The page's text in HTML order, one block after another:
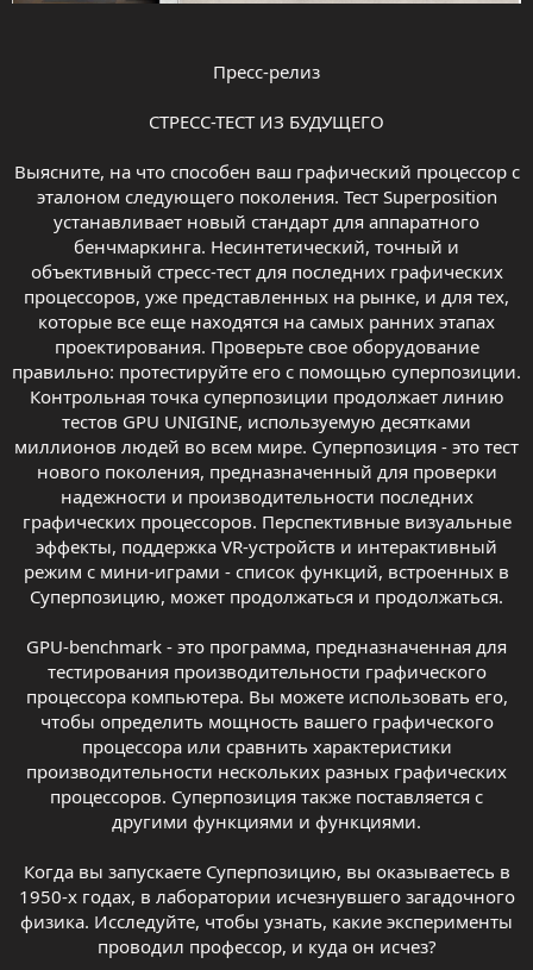
Пресс-релиз
СТРЕСС-ТЕСТ ИЗ БУДУЩЕГО
Выясните, на что способен ваш графический процессор с
эталоном следующего поколения. Тест Superposition
устанавливает новый стандарт для аппаратного
бенчмаркинга. Несинтетический, точный и
объективный стресс-тест для последних графических
процессоров, уже представленных на рынке, и для тех,
которые все еще находятся на самых ранних этапах
проектирования. Проверьте свое оборудование
правильно: протестируйте его с помощью суперпозиции.
Контрольная точка суперпозиции продолжает линию
тестов GPU UNIGINE, используемую десятками
миллионов людей во всем мире. Суперпозиция - это тест
нового поколения, предназначенный для проверки
надежности и производительности последних
графических процессоров. Перспективные визуальные
эффекты, поддержка VR-устройств и интерактивный
режим с мини-играми - список функций, встроенных в
Суперпозицию, может продолжаться и продолжаться.
GPU-benchmark - это программа, предназначенная для
тестирования производительности графического
процессора компьютера. Вы можете использовать его,
чтобы определить мощность вашего графического
процессора или сравнить характеристики
производительности нескольких разных графических
процессоров. Суперпозиция также поставляется с
другими функциями и функциями.
Когда вы запускаете Суперпозицию, вы оказываетесь в
1950-х годах, в лаборатории исчезнувшего загадочного
физика. Исследуйте, чтобы узнать, какие эксперименты
проводил профессор, и куда он исчез?